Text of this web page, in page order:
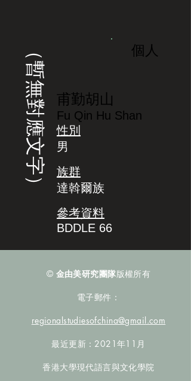
（暫無對應文字） 個人
甫勤胡山
Fu Qin Hu Shan
性別
男
族群
達斡爾族
參考資料
BDDLE 66
© 金由美研究團隊版權所有
電子郵件：
regionalstudiesofchina@gmail.com
最近更新：2021年11月
香港大學現代語言與文化學院